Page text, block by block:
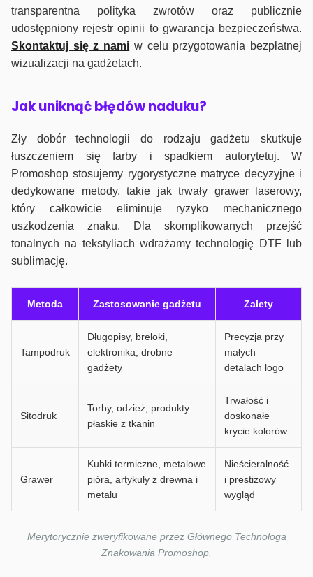
transparentna polityka zwrotów oraz publicznie
udostępniony rejestr opinii to gwarancja bezpieczeństwa.
Skontaktuj się z nami w celu przygotowania bezpłatnej
wizualizacji na gadżetach.
Jak uniknąć błędów naduku?
Zły dobór technologii do rodzaju gadżetu skutkuje
łuszczeniem się farby i spadkiem autorytetuj. W
Promoshop stosujemy rygorystyczne matryce decyzyjne i
dedykowane metody, takie jak trwały grawer laserowy,
który całkowicie eliminuje ryzyko mechanicznego
uszkodzenia znaku. Dla skomplikowanych przejść
tonalnych na tekstyliach wdrażamy technologię DTF lub
sublimację.
Metoda Zastosowanie gadżetu Zalety
Tampodruk
Długopisy, breloki,
elektronika, drobne
gadżety
Precyzja przy
małych
detalach logo
Sitodruk
Torby, odzież, produkty
płaskie z tkanin
Trwałość i
doskonałe
krycie kolorów
Grawer
Kubki termiczne, metalowe
pióra, artykuły z drewna i
metalu
Nieścieralność
i prestiżowy
wygląd
Merytorycznie zweryfikowane przez Głównego Technologa
Znakowania Promoshop.